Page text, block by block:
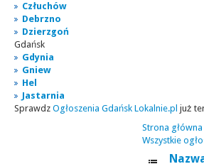
Człuchów
Debrzno
Dzierzgoń
Gdańsk
Gdynia
Gniew
Hel
Jastarnia
Sprawdz Ogłoszenia Gdańsk Lokalnie.pl już
Strona główna
Wszystkie